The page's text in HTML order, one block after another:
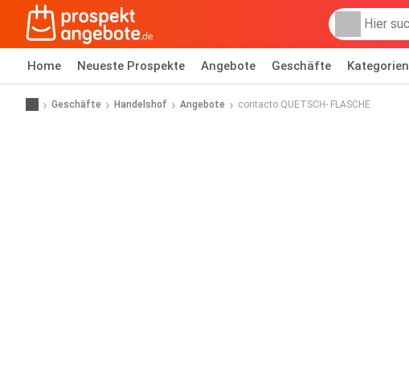
Home Neueste Prospekte Angebote Geschäfte Kategorien
Geschäfte Handelshof Angebote contacto QUETSCH- FLASCHE